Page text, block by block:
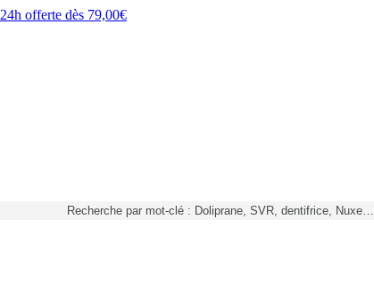
24h offerte dès 79,00€
Recherche par mot-clé : Doliprane, SVR, dentifrice, Nuxe…